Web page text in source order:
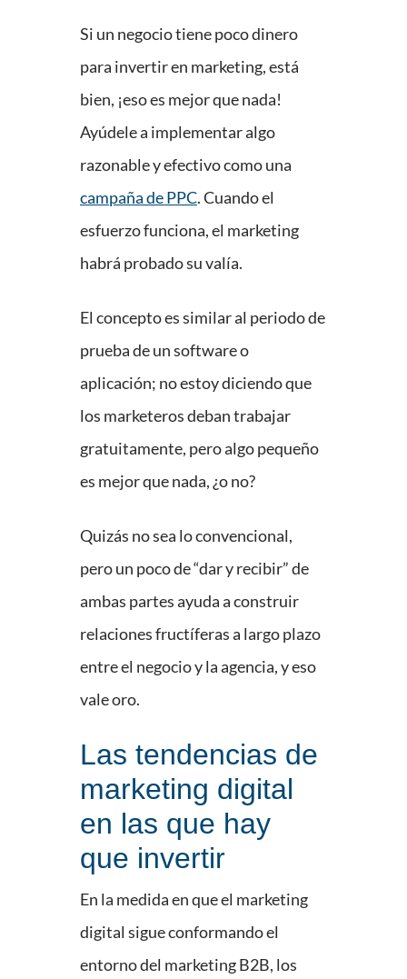
Si un negocio tiene poco dinero
para invertir en marketing, está
bien, ¡eso es mejor que nada!
Ayúdele a implementar algo
razonable y efectivo como una
campaña de PPC. Cuando el
esfuerzo funciona, el marketing
habrá probado su valía.
El concepto es similar al periodo de
prueba de un software o
aplicación; no estoy diciendo que
los marketeros deban trabajar
gratuitamente, pero algo pequeño
es mejor que nada, ¿o no?
Quizás no sea lo convencional,
pero un poco de “dar y recibir” de
ambas partes ayuda a construir
relaciones fructíferas a largo plazo
entre el negocio y la agencia, y eso
vale oro.
Las tendencias de
marketing digital
en las que hay
que invertir
En la medida en que el marketing
digital sigue conformando el
entorno del marketing B2B, los